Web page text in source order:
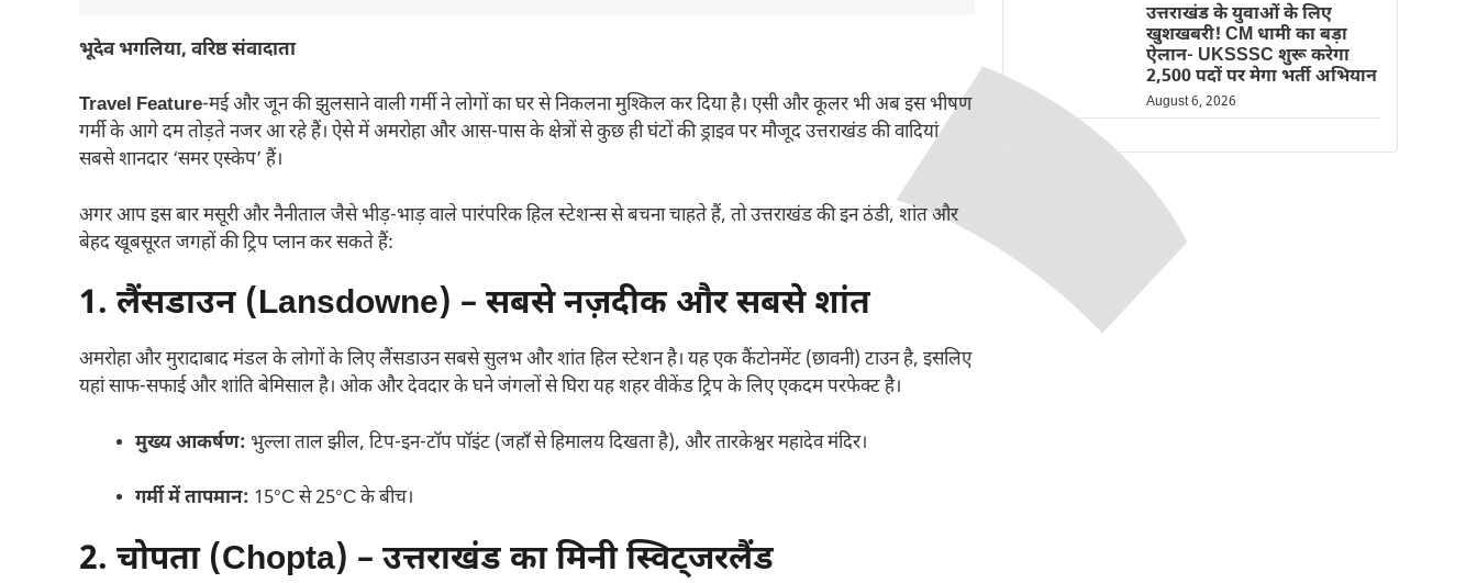
भूदेव भगलिया, वरिष्ठ संवादाता
Travel Feature-मई और जून की झुलसाने वाली गर्मी ने लोगों का घर से निकलना मुश्किल कर दिया है। एसी और कूलर भी अब इस भीषण
गर्मी के आगे दम तोड़ते नजर आ रहे हैं। ऐसे में अमरोहा और आस-पास के क्षेत्रों से कुछ ही घंटों की ड्राइव पर मौजूद उत्तराखंड की वादियां
सबसे शानदार ‘समर एस्केप’ हैं।
अगर आप इस बार मसूरी और नैनीताल जैसे भीड़-भाड़ वाले पारंपरिक हिल स्टेशन्स से बचना चाहते हैं, तो उत्तराखंड की इन ठंडी, शांत और
बेहद खूबसूरत जगहों की ट्रिप प्लान कर सकते हैं:
1. लैंसडाउन (Lansdowne) – सबसे नज़दीक और सबसे शांत
अमरोहा और मुरादाबाद मंडल के लोगों के लिए लैंसडाउन सबसे सुलभ और शांत हिल स्टेशन है। यह एक कैंटोनमेंट (छावनी) टाउन है, इसलिए
यहां साफ-सफाई और शांति बेमिसाल है। ओक और देवदार के घने जंगलों से घिरा यह शहर वीकेंड ट्रिप के लिए एकदम परफेक्ट है।
मुख्य आकर्षण: भुल्ला ताल झील, टिप-इन-टॉप पॉइंट (जहाँ से हिमालय दिखता है), और तारकेश्वर महादेव मंदिर।
गर्मी में तापमान: 15°C से 25°C के बीच।
2. चोपता (Chopta) – उत्तराखंड का मिनी स्विट्जरलैंड
उत्तराखंड के युवाओं के लिए
खुशखबरी! CM धामी का बड़ा
ऐलान- UKSSSC शुरू करेगा
2,500 पदों पर मेगा भर्ती अभियान
August 6, 2026